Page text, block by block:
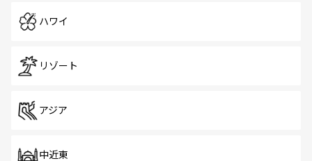
ハワイ
リゾート
アジア
中近東